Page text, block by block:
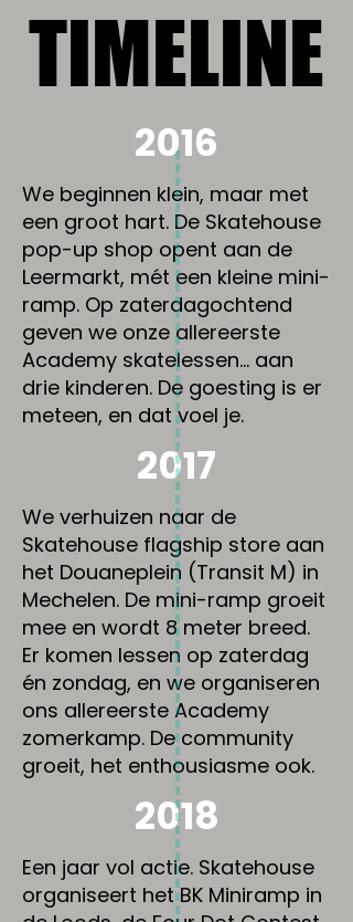
TIMELINE
TIMELINE
2016
We beginnen klein, maar met
een groot hart. De Skatehouse
pop-up shop opent aan de
Leermarkt, mét een kleine mini-
ramp. Op zaterdagochtend
geven we onze allereerste
Academy skatelessen… aan
drie kinderen. De goesting is er
meteen, en dat voel je.
2017
We verhuizen naar de
Skatehouse flagship store aan
het Douaneplein (Transit M) in
Mechelen. De mini-ramp groeit
mee en wordt 8 meter breed.
Er komen lessen op zaterdag
én zondag, en we organiseren
ons allereerste Academy
zomerkamp. De community
groeit, het enthousiasme ook.
2018
Een jaar vol actie. Skatehouse
organiseert het BK Miniramp in